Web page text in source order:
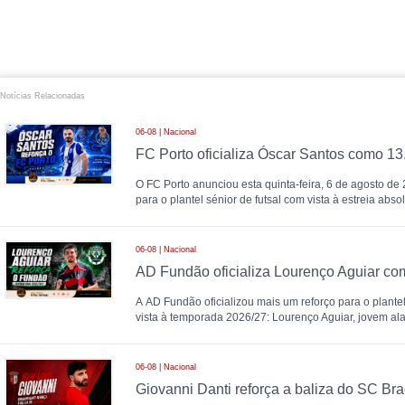
Notícias Relacionadas
06-08 | Nacional
O FC Porto anunciou esta quinta-feira, 6 de agosto de
para o plantel sénior de futsal com vista à estreia
06-08 | Nacional
A AD Fundão oficializou mais um reforço para o
vista à temporada 2026/27: Lourenço Aguiar, jovem
06-08 | Nacional
Giovanni Danti reforça a baliza do SC